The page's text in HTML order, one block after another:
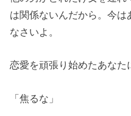
は関係ないんだから。今は
なさいよ。
恋愛を頑張り始めたあなた
「焦るな」